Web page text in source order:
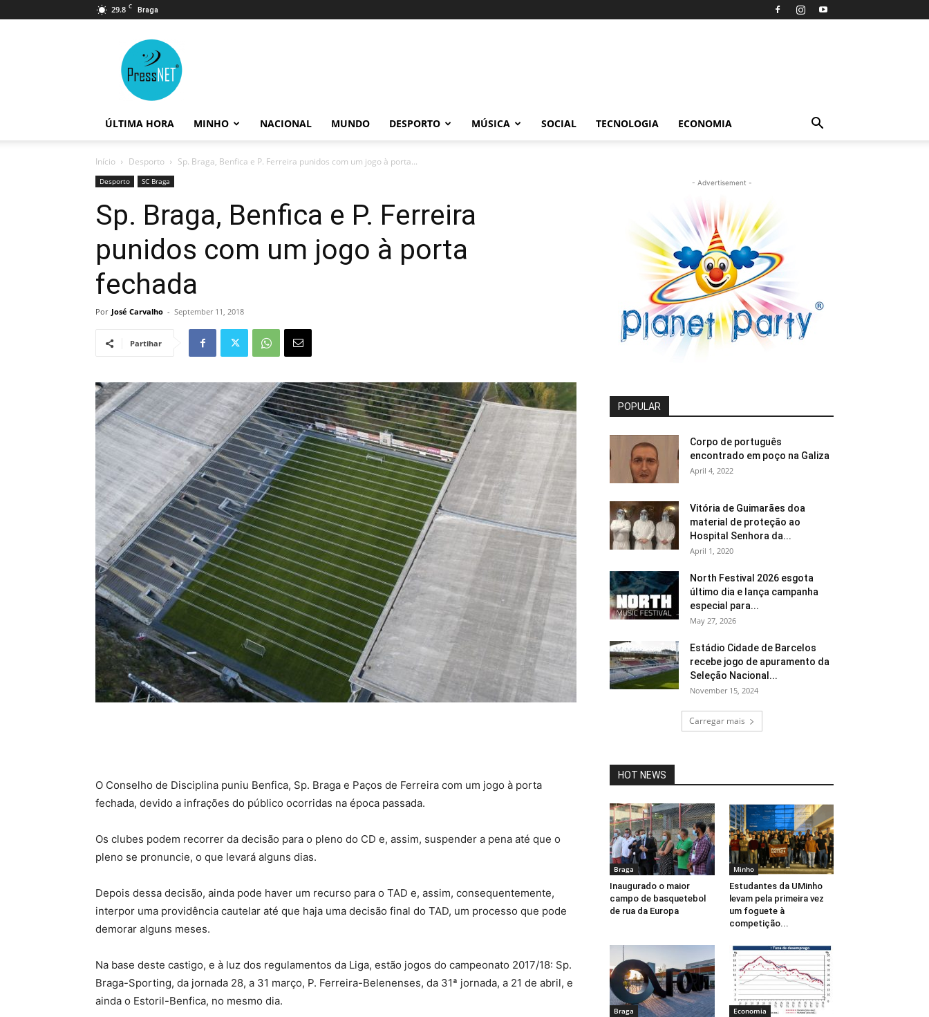
29.8 C Braga
ÚLTIMA HORA MINHO NACIONAL MUNDO DESPORTO MÚSICA SOCIAL TECNOLOGIA ECONOMIA
Início Desporto Sp. Braga, Benfica e P. Ferreira punidos com um jogo à porta...
Desporto SC Braga
Sp. Braga, Benfica e P. Ferreira
punidos com um jogo à porta
fechada
Por José Carvalho - September 11, 2018
Partihar
O Conselho de Disciplina puniu Benfica, Sp. Braga e Paços de Ferreira com um jogo à porta
fechada, devido a infrações do público ocorridas na época passada.
Os clubes podem recorrer da decisão para o pleno do CD e, assim, suspender a pena até que o
pleno se pronuncie, o que levará alguns dias.
Depois dessa decisão, ainda pode haver um recurso para o TAD e, assim, consequentemente,
interpor uma providência cautelar até que haja uma decisão final do TAD, um processo que pode
demorar alguns meses.
Na base deste castigo, e à luz dos regulamentos da Liga, estão jogos do campeonato 2017/18: Sp.
Braga-Sporting, da jornada 28, a 31 março, P. Ferreira-Belenenses, da 31ª jornada, a 21 de abril, e
ainda o Estoril-Benfica, no mesmo dia.
- Advertisement -
POPULAR
Corpo de português
encontrado em poço na Galiza
April 4, 2022
Vitória de Guimarães doa
material de proteção ao
Hospital Senhora da...
April 1, 2020
North Festival 2026 esgota
último dia e lança campanha
especial para...
May 27, 2026
Estádio Cidade de Barcelos
recebe jogo de apuramento da
Seleção Nacional...
November 15, 2024
Carregar mais
HOT NEWS
Braga
Inaugurado o maior
campo de basquetebol
de rua da Europa
Minho
Estudantes da UMinho
levam pela primeira vez
um foguete à
competição...
Braga Economia